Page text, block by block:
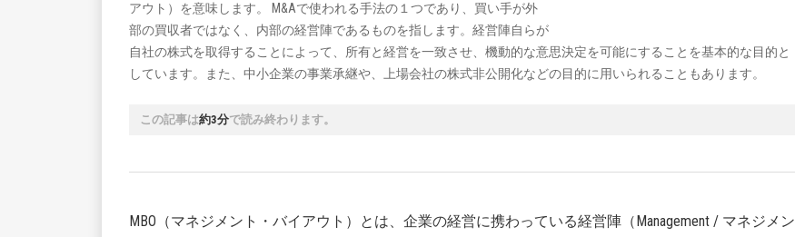
アウト）を意味します。 M&Aで使われる手法の１つであり、買い手が外
部の買収者ではなく、内部の経営陣であるものを指します。経営陣自らが
自社の株式を取得することによって、所有と経営を一致させ、機動的な意思決定を可能にすることを基本的な目的と
しています。また、中小企業の事業承継や、上場会社の株式非公開化などの目的に用いられることもあります。
この記事は約3分で読み終わります。
MBO（マネジメント・バイアウト）とは、企業の経営に携わっている経営陣（Management / マネジメン